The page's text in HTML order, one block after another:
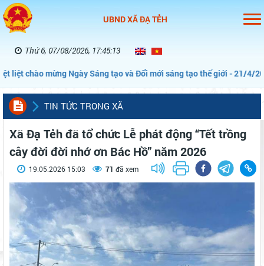
UBND XÃ ĐẠ TẺH
Thứ 6, 07/08/2026, 17:45:14
chào mừng Ngày Sáng tạo và Đổi mới sáng tạo thế giới - 21/4/2026”
TIN TỨC TRONG XÃ
Xã Đạ Tẻh đã tổ chức Lễ phát động “Tết trồng
cây đời đời nhớ ơn Bác Hồ” năm 2026
19.05.2026 15:03 71 đã xem